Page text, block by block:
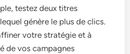
testez deux titres
génère le plus de clics.
votre stratégie et à
de vos campagnes